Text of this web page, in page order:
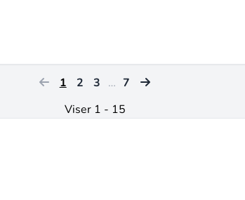
1 2 3 … 7
Viser 1 - 15